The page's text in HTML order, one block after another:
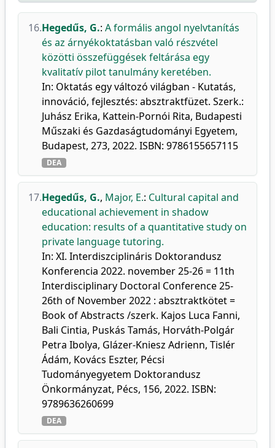
16.Hegedűs, G.: A formális angol nyelvtanítás
és az árnyékoktatásban való részvétel
közötti összefüggések feltárása egy
kvalitatív pilot tanulmány keretében.
In: Oktatás egy változó világban - Kutatás,
innováció, fejlesztés: absztraktfüzet. Szerk.:
Juhász Erika, Kattein-Pornói Rita, Budapesti
Műszaki és Gazdaságtudományi Egyetem,
Budapest, 273, 2022. ISBN: 9786155657115
DEA
17.Hegedűs, G., Major, E.: Cultural capital and
educational achievement in shadow
education: results of a quantitative study on
private language tutoring.
In: XI. Interdiszciplináris Doktorandusz
Konferencia 2022. november 25-26 = 11th
Interdisciplinary Doctoral Conference 25-
26th of November 2022 : absztraktkötet =
Book of Abstracts /szerk. Kajos Luca Fanni,
Bali Cintia, Puskás Tamás, Horváth-Polgár
Petra Ibolya, Glázer-Kniesz Adrienn, Tislér
Ádám, Kovács Eszter, Pécsi
Tudományegyetem Doktorandusz
Önkormányzat, Pécs, 156, 2022. ISBN:
9789636260699
DEA